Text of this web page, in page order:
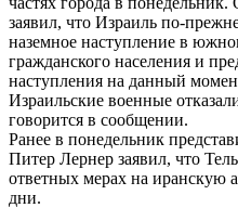
заявил, что Израиль по-
наземное наступление в
гражданского населения и
наступления на данный
Израильские военные
говорится в сообщении.
Ранее в понедельник
Питер Лернер заявил, что
ответных мерах на иранскую
дни.